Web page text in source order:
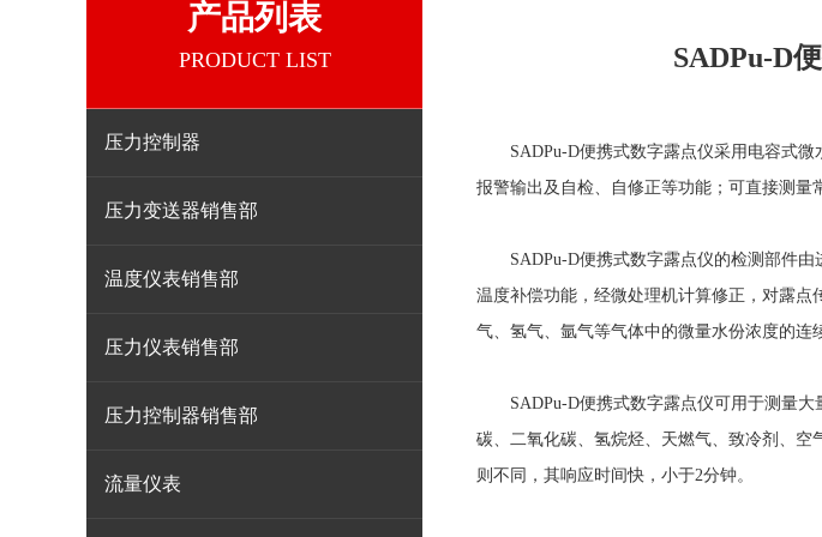
产品列表
PRODUCT LIST
压力控制器
压力变送器销售部
温度仪表销售部
压力仪表销售部
压力控制器销售部
流量仪表
SADPu-D
SADPu-D便携式数字露点仪采用电容式微
报警输出及自检、自修正等功能；可直接测量
SADPu-D便携式数字露点仪的检测部件由
温度补偿功能，经微处理机计算修正，对露
气、氢气、氩气等气体中的微量水份浓度的连
SADPu-D便携式数字露点仪可用于测量大
碳、二氧化碳、氢烷烃、天燃气、致冷剂、
则不同，其响应时间快，小于2分钟。